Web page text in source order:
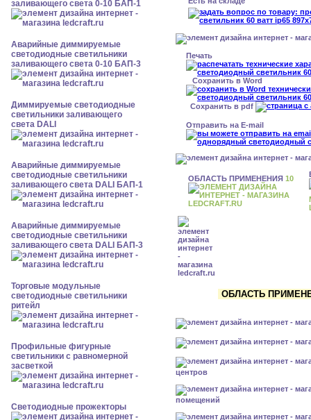
заливающего света 0-10 БАП-1
Аварийные диммируемые
светодиодные светильники
заливающего света 0-10 БАП-3
Диммируемые светодиодные
светильники заливающего
света DALI
Аварийные диммируемые
светодиодные светильники
заливающего света DALI БАП-1
Аварийные диммируемые
светодиодные светильники
заливающего света DALI БАП-3
Торговые модульные
светодиодные светильники
ритейл
Профильные фигурные
светильники с равномерной
засветкой
Светодиодные прожекторы
Печать
Сохранить в Word
Сохранить в pdf
Отправить на E-mail
ОБЛАСТЬ ПРИМЕНЕНИЯ 10
ОБЛАСТЬ
центров
помещений